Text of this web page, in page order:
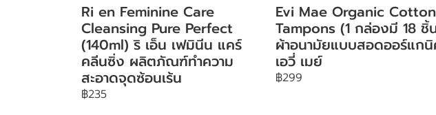
Ri en Feminine Care
Cleansing Pure Perfect
(140ml) ริ เอ็น เฟมินีน แคร์
คลีนซิ่ง ผลิตภัณฑ์ทำความ
สะอาดจุดซ้อนเร้น
฿235
Evi Mae Organic Cotton
Tampons (1 กล่องมี 18 ชิ้
ผ้าอนามัยแบบสอดออร์แก
เอวี่ เมย์
฿299